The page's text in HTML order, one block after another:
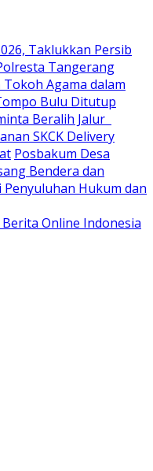
Taklukkan Persib
Tangerang
Agama dalam
Bulu Ditutup
Beralih Jalur
SKCK Delivery
Posbakum Desa
Bendera dan
Hukum dan